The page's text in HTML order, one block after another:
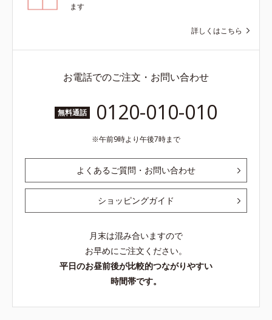
ます
詳しくはこちら
お電話でのご注文・お問い合わせ
無料通話 0120-010-010
午前9時より午後7時まで
よくあるご質問・お問い合わせ
ショッピングガイド
月末は混み合いますので
お早めにご注文ください。
平日のお昼前後が比較的つながりやすい
時間帯です。